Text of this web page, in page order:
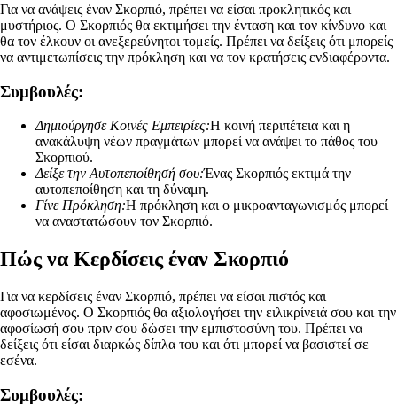
Για να ανάψεις έναν Σκορπιό, πρέπει να είσαι προκλητικός και
μυστήριος. Ο Σκορπιός θα εκτιμήσει την ένταση και τον κίνδυνο και
θα τον έλκουν οι ανεξερεύνητοι τομείς. Πρέπει να δείξεις ότι μπορείς
να αντιμετωπίσεις την πρόκληση και να τον κρατήσεις ενδιαφέροντα.
Συμβουλές:
Δημιούργησε Κοινές Εμπειρίες:Η κοινή περιπέτεια και η
ανακάλυψη νέων πραγμάτων μπορεί να ανάψει το πάθος του
Σκορπιού.
Δείξε την Αυτοπεποίθησή σου:Ένας Σκορπιός εκτιμά την
αυτοπεποίθηση και τη δύναμη.
Γίνε Πρόκληση:Η πρόκληση και ο μικροανταγωνισμός μπορεί
να αναστατώσουν τον Σκορπιό.
Πώς να Κερδίσεις έναν Σκορπιό
Για να κερδίσεις έναν Σκορπιό, πρέπει να είσαι πιστός και
αφοσιωμένος. Ο Σκορπιός θα αξιολογήσει την ειλικρίνειά σου και την
αφοσίωσή σου πριν σου δώσει την εμπιστοσύνη του. Πρέπει να
δείξεις ότι είσαι διαρκώς δίπλα του και ότι μπορεί να βασιστεί σε
εσένα.
Συμβουλές: